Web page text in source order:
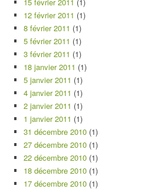
12 février 2011 (1)
8 février 2011 (1)
5 février 2011 (1)
3 février 2011 (1)
18 janvier 2011 (1)
5 janvier 2011 (1)
4 janvier 2011 (1)
2 janvier 2011 (1)
1 janvier 2011 (1)
31 décembre 2010 (1)
27 décembre 2010 (1)
22 décembre 2010 (1)
18 décembre 2010 (1)
17 décembre 2010 (1)